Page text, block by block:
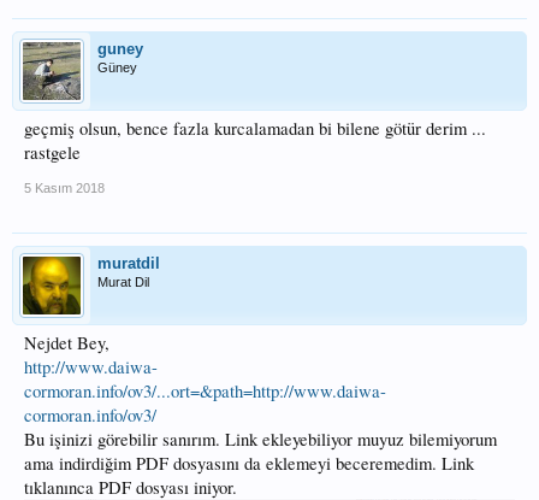
guney
Güney
geçmiş olsun, bence fazla kurcalamadan bi bilene götür derim ...
rastgele
5 Kasım 2018
muratdil
Murat Dil
Nejdet Bey,
http://www.daiwa-
cormoran.info/ov3/...ort=&path=http://www.daiwa-
cormoran.info/ov3/
Bu işinizi görebilir sanırım. Link ekleyebiliyor muyuz bilemiyorum
ama indirdiğim PDF dosyasını da eklemeyi beceremedim. Link
tıklanınca PDF dosyası iniyor.